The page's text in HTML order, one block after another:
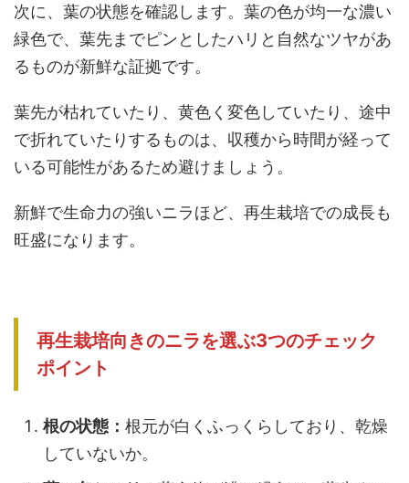
次に、葉の状態を確認します。葉の色が均一な濃い
緑色で、葉先までピンとしたハリと自然なツヤがあ
るものが新鮮な証拠です。
葉先が枯れていたり、黄色く変色していたり、途中
で折れていたりするものは、収穫から時間が経って
いる可能性があるため避けましょう。
新鮮で生命力の強いニラほど、再生栽培での成長も
旺盛になります。
再生栽培向きのニラを選ぶ3つのチェック
ポイント
根の状態： 根元が白くふっくらしており、乾燥
していないか。